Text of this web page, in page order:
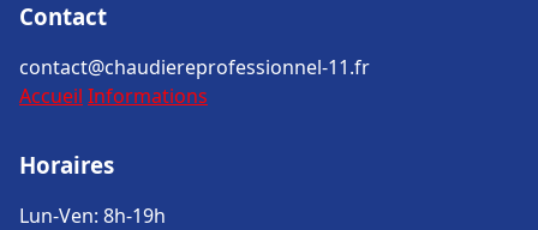
Contact
contact@chaudiereprofessionnel-11.fr
Accueil Informations
Horaires
Lun-Ven: 8h-19h